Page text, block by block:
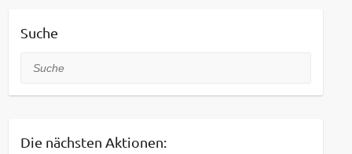
Suche
Suche
Die nächsten Aktionen: